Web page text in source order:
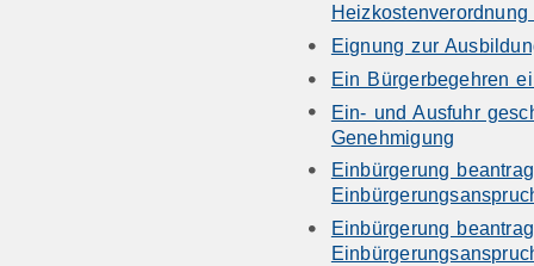
Eignung zur
Ein Bürgerbegehren
Ein- und Ausfuhr
Genehmigung
Einbürgerung
Einbürgerung